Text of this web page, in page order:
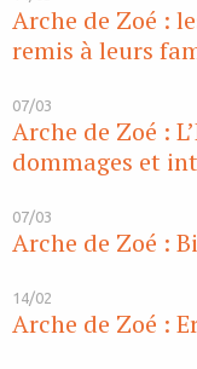
Arche de Zoé :
remis à leurs
07/03
Arche de Zoé :
dommages et
07/03
Arche de Zoé :
14/02
Arche de Zoé :